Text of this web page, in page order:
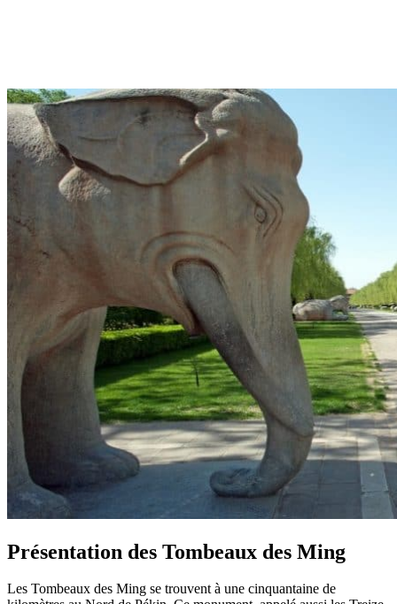
Présentation des Tombeaux des Ming
Les Tombeaux des Ming se trouvent à une cinquantaine de